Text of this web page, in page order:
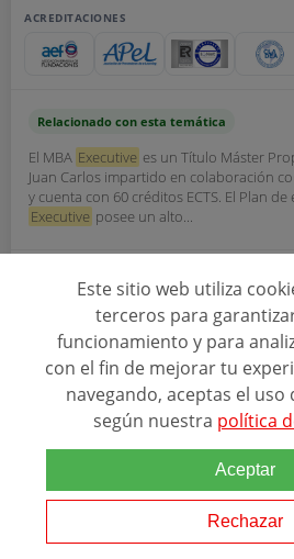
ACREDITACIONES
Relacionado con esta temática
El MBA Executive es un Título Máster
Juan Carlos impartido en colaboración
y cuenta con 60 créditos ECTS. El Plan
Executive posee un alto...
Ver programa
SOLICITAR
Este sitio web utiliza
terceros para
funcionamiento y para
con el fin de mejorar tu
navegando, aceptas el uso
según nuestra política
Aceptar
Rechazar